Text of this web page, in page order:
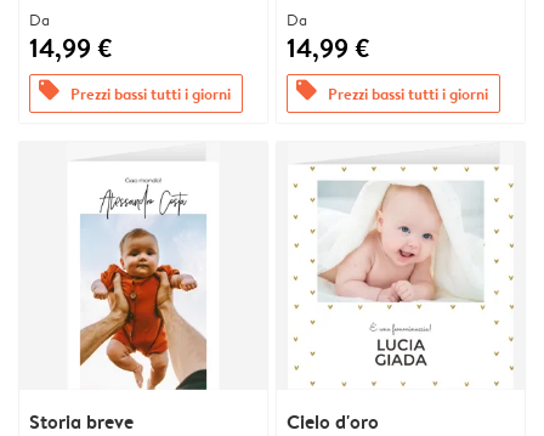
Da
14,99 €
offers Prezzi bassi tutti i giorni
Da
14,99 €
offers Prezzi bassi tutti i giorni
Storia breve Cielo d'oro